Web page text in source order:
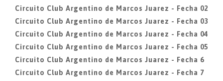
Circuito Club Argentino de Marcos Juarez - Fecha 02
Circuito Club Argentino de Marcos Juarez - Fecha 03
Circuito Club Argentino de Marcos Juarez - Fecha 04
Circuito Club Argentino de Marcos Juarez - Fecha 05
Circuito Club Argentino de Marcos Juarez - Fecha 6
Circuito Club Argentino de Marcos Juarez - Fecha 7